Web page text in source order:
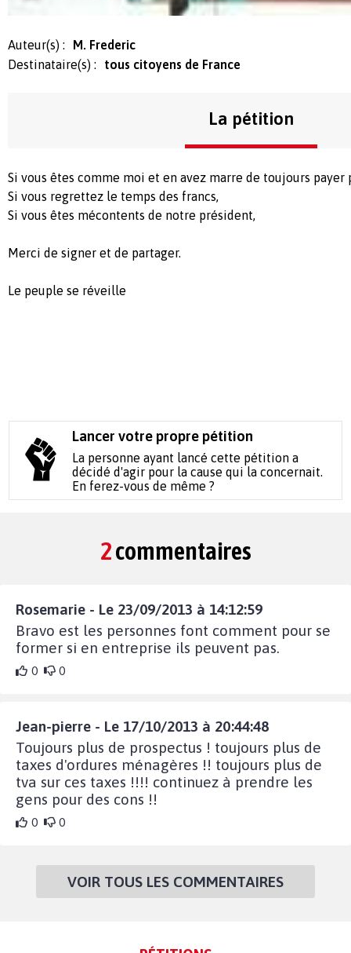
Auteur(s) :
M. Frederic
Destinataire(s) :
tous citoyens de France
La pétition
Si vous êtes comme moi et en avez marre de toujours payer
Si vous regrettez le temps des francs,
Si vous êtes mécontents de notre président,
Merci de signer et de partager.
Le peuple se réveille
Lancer votre propre pétition
La personne ayant lancé cette pétition a
décidé d'agir pour la cause qui la concernait.
En ferez-vous de même ?
2commentaires
Rosemarie - Le 23/09/2013 à 14:12:59
Bravo est les personnes font comment pour se
former si en entreprise ils peuvent pas.
0 0
Jean-pierre - Le 17/10/2013 à 20:44:48
Toujours plus de prospectus ! toujours plus de
taxes d'ordures ménagères !! toujours plus de
tva sur ces taxes !!!! continuez à prendre les
gens pour des cons !!
0 0
VOIR TOUS LES COMMENTAIRES